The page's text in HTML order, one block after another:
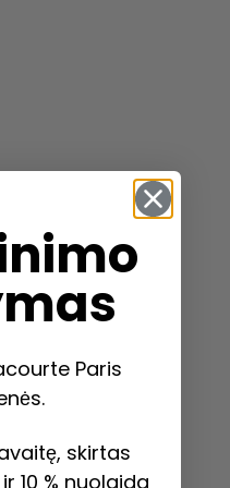
Paris
skirtas
10 % nuolaida